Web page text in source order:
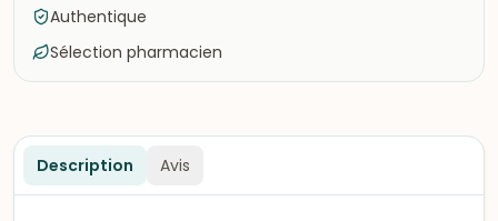
Authentique
Sélection pharmacien
Description Avis